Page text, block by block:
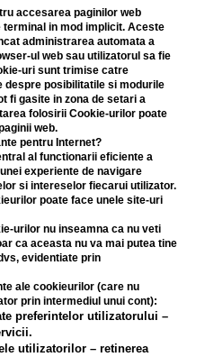
accesarea paginilor web
in mod implicit. Aceste
administrarea automata a
ul web sau utilizatorul sa fie
uri sunt trimise catre
despre posibilitatile si modurile
fi gasite in zona de setari a
folosirii Cookie-urilor poate
web.
pentru Internet?
al functionarii eficiente a
experiente de navigare
si intereselor fiecarui utilizator.
poate face unele site-uri
urilor nu inseamna ca nu veti
ca aceasta nu va mai putea tine
evidentiate prin
ale cookieurilor (care nu
prin intermediul unui cont):
preferintelor utilizatorului –
utilizatorilor – retinerea